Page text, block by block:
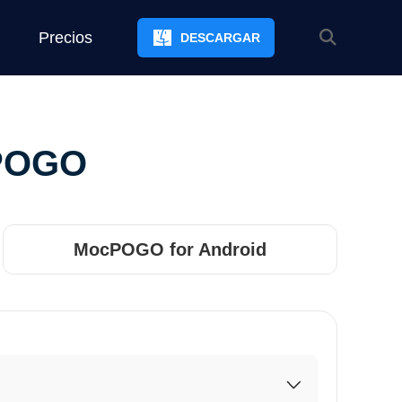
Precios DESCARGAR
MocPOGO for Android